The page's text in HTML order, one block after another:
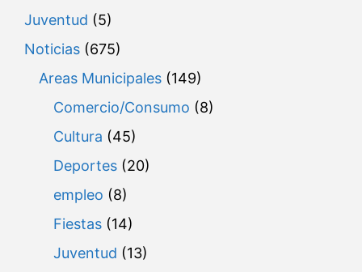
Juventud (5)
Noticias (675)
Areas Municipales (149)
Comercio/Consumo (8)
Cultura (45)
Deportes (20)
empleo (8)
Fiestas (14)
Juventud (13)